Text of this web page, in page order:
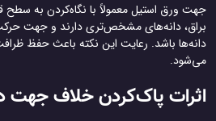
جهت ورق استیل معمولاً با نگاه‌کردن به
براق، دانه‌های مشخص‌تری دارند و جهت حرکت
دانه‌ها باشد. رعایت این نکته باعث حفظ
می‌شود.
اثرات پاک‌کردن خلاف جهت